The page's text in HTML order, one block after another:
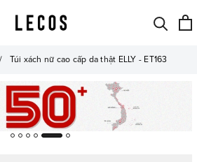
Túi xách nữ cao cấp da thật ELLY - ET163